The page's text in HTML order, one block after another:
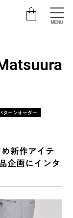
MENU
ターンオーダー
め新作アイテ
企画にインタ